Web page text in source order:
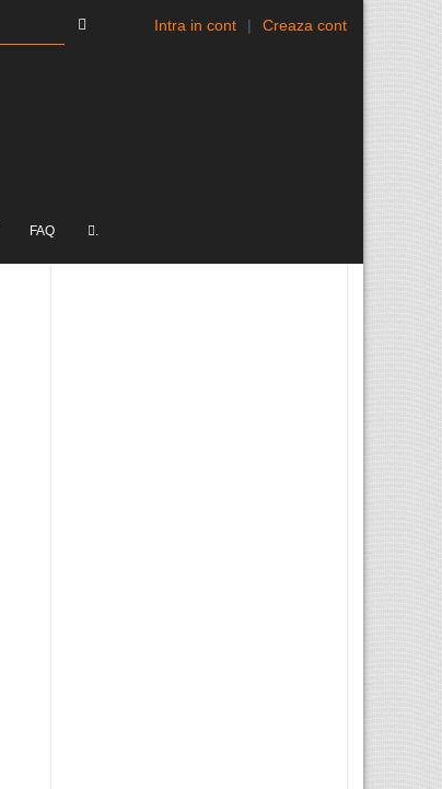
Intra in cont | Creaza cont
FAQ .